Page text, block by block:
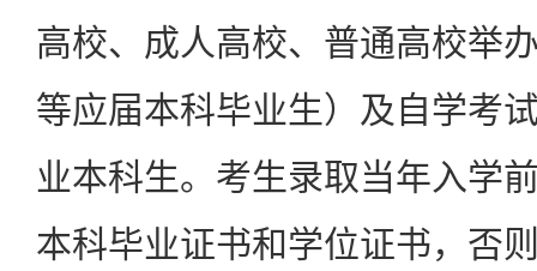
高校、成人高校、普通高校举
等应届本科毕业生）及自学考
业本科生。考生录取当年入学
本科毕业证书和学位证书，否